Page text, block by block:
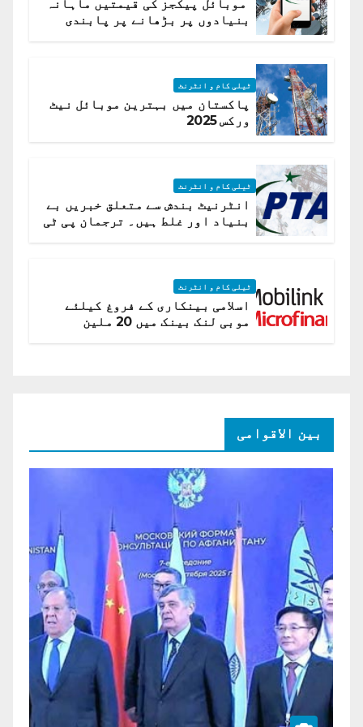
موبائل پیکجز کی قیمتیں ماہانہ
بنیادوں پر بڑھانے پر پابندی
ٹیلی کام و انٹرنٹ
پاکستان میں بہترین موبائل نیٹ
ورکس 2025
ٹیلی کام و انٹرنٹ
انٹرنیٹ بندش سے متعلق خبریں بے
بنیاد اور غلط ہیں۔ ترجمان پی ٹی
ٹیلی کام و انٹرنٹ
اسلامی بینکاری کے فروغ کیلئے
موبی لنک بینک میں 20 ملین
بین الاقوامی